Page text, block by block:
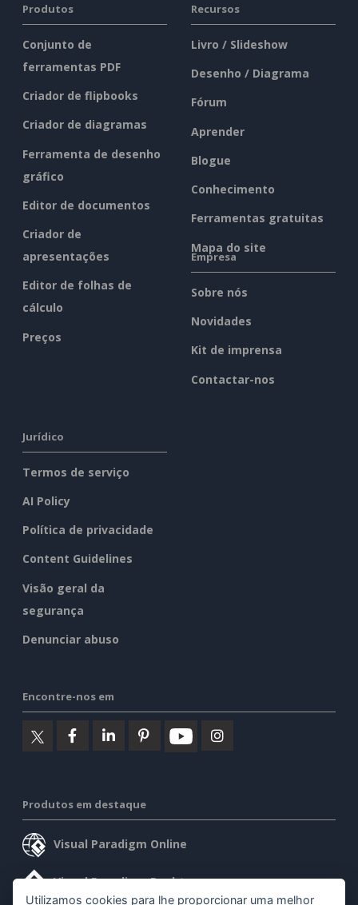
Produtos
Conjunto de
ferramentas PDF
Criador de flipbooks
Criador de diagramas
Ferramenta de desenho
gráfico
Editor de documentos
Criador de
apresentações
Editor de folhas de
cálculo
Preços
Recursos
Livro / Slideshow
Desenho / Diagrama
Fórum
Aprender
Blogue
Conhecimento
Ferramentas gratuitas
Mapa do site
Empresa
Sobre nós
Novidades
Kit de imprensa
Contactar-nos
Jurídico
Termos de serviço
AI Policy
Política de privacidade
Content Guidelines
Visão geral da
segurança
Denunciar abuso
Encontre-nos em
Produtos em destaque
Visual Paradigm Online
Visual Paradigm Desktop
Utilizamos cookies para lhe proporcionar uma melhor